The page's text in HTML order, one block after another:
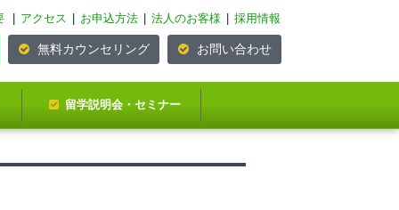
アクセス お申込方法 法人のお客様 採用情報
無料カウンセリング お問い合わせ
留学説明会・セミナー